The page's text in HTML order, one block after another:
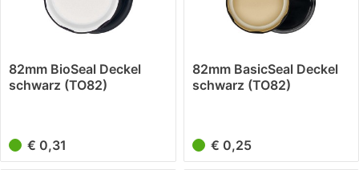
82mm BioSeal Deckel
schwarz (TO82)
€ 0,31
82mm BasicSeal Deckel
schwarz (TO82)
€ 0,25